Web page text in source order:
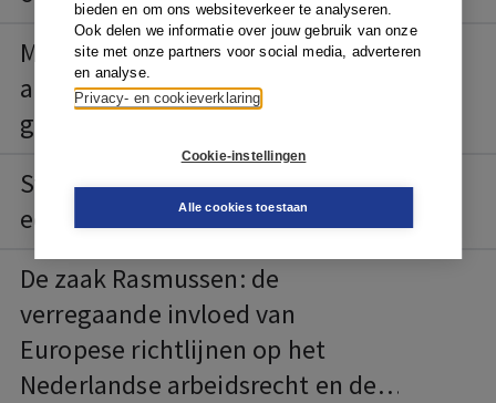
bieden en om ons websiteverkeer te analyseren.
Ook delen we informatie over jouw gebruik van onze
site met onze partners voor social media, adverteren
en analyse.
Privacy- en cookieverklaring
Cookie-instellingen
Alle cookies toestaan
Medezeggenschapsrechten
ambtenaar onnodig
gemarginaliseerd
Staking tegen de AOW-plannen:
een belangengeschil?
De zaak Rasmussen: de
verregaande invloed van
Europese richtlijnen op het
Nederlandse arbeidsrecht en de